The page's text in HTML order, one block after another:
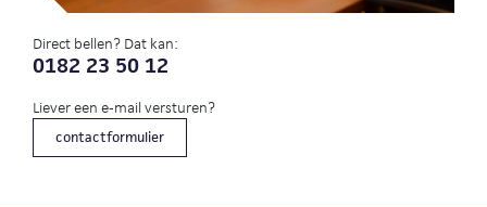
Direct bellen? Dat kan:
0182 23 50 12
Liever een e-mail versturen?
contactformulier